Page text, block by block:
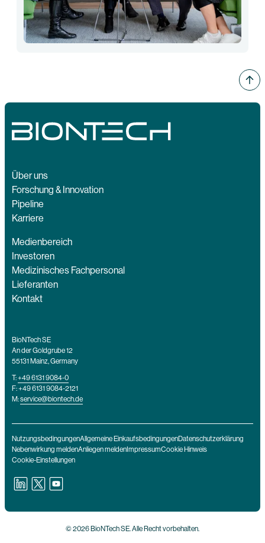
Über uns
Forschung & Innovation
Pipeline
Karriere
Medienbereich
Investoren
Medizinisches Fachpersonal
Lieferanten
Kontakt
BioNTech SE
An der Goldgrube 12
55131 Mainz, Germany
T:+49 6131 9084-0
F: +49 6131 9084-2121
M:service@biontech.de
NutzungsbedingungenAllgemeine EinkaufsbedingungenDatenschutzerklärung
Nebenwirkung meldenAnliegen melden ImpressumCookie Hinweis
Cookie-Einstellungen
© 2026 BioNTech SE. Alle Recht vorbehalten.